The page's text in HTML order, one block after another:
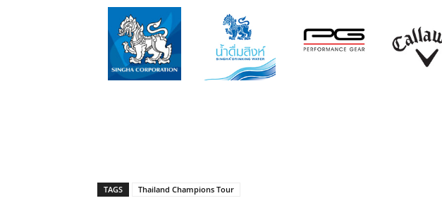
TAGS Thailand Champions Tour